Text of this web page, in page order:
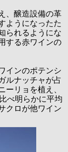
、醸造設備の革
ようになったた
られるようにな
する赤ワインの
インのポテンシ
ルナッチャが占
ーリョを植え、
べ明らかに平均
クロが他ワイン